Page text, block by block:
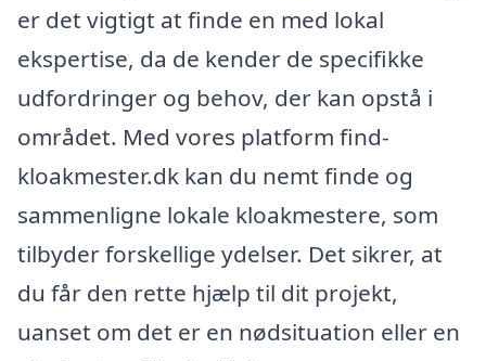
er det vigtigt at finde en med lokal
ekspertise, da de kender de specifikke
udfordringer og behov, der kan opstå i
området. Med vores platform find-
kloakmester.dk kan du nemt finde og
sammenligne lokale kloakmestere, som
tilbyder forskellige ydelser. Det sikrer, at
du får den rette hjælp til dit projekt,
uanset om det er en nødsituation eller en